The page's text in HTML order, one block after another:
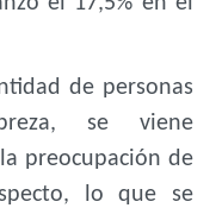
de personas
se viene
preocupación de
, lo que se